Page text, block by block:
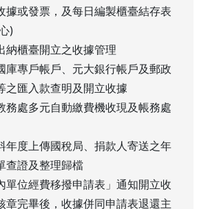
據或發票，及每日編製櫃臺結存表
)
納櫃臺開立之收據管理
庫專戶帳戶、元大銀行帳戶及郵政
之匯入款查明及開立收據
務處多元自動繳費機收現及帳務處
年度上傳國稅局、捐款人寄送之年
查證及整理歸檔
單位經費移撥申請表」通知開立收
章完畢後，收據併同申請表退還主